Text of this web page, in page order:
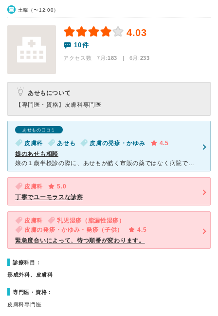
土曜（〜12:00）
4.03
10件
アクセス数 7月:183 | 6月:233
あせもについて
【専門医・資格】 皮膚科専門医
あせもの口コミ
皮膚科 あせも 皮膚の発疹・かゆみ
4.5
娘のあせも相談
娘の１歳半検診の際に、あせもが酷く市販の薬ではなく病院で診てもらうことを勧められ来院しました。 予約していなかった為、朝早く９時前に着きましたが既に一杯で８番目でした。病院自体が広くないのと、内科と
皮膚科
5.0
丁寧でユーモラスな診察
皮膚科
乳児湿疹（脂漏性湿疹）
皮膚の発疹・かゆみ・発疹（子供）
4.5
緊急度合いによって、待つ順番が変わります。
診療科目：
形成外科、皮膚科
専門医・資格：
皮膚科専門医